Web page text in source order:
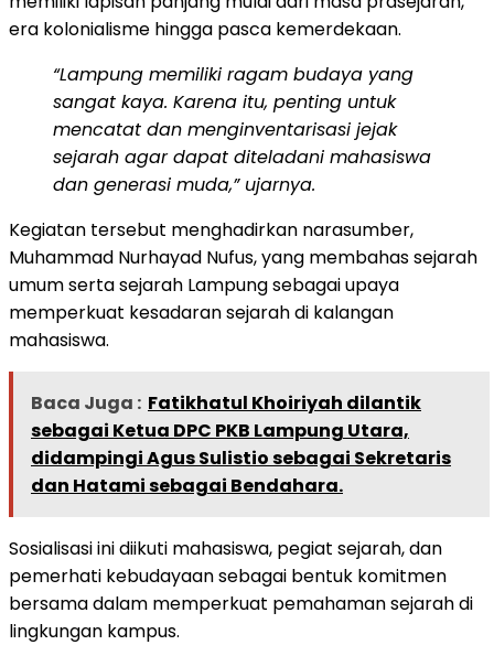
era kolonialisme hingga pasca kemerdekaan.
“Lampung memiliki ragam budaya yang
sangat kaya. Karena itu, penting untuk
mencatat dan menginventarisasi jejak
sejarah agar dapat diteladani mahasiswa
dan generasi muda,” ujarnya.
Kegiatan tersebut menghadirkan narasumber,
Muhammad Nurhayad Nufus, yang membahas sejarah
umum serta sejarah Lampung sebagai upaya
memperkuat kesadaran sejarah di kalangan
mahasiswa.
Baca Juga : Fatikhatul Khoiriyah dilantik
sebagai Ketua DPC PKB Lampung Utara,
didampingi Agus Sulistio sebagai Sekretaris
dan Hatami sebagai Bendahara.
Sosialisasi ini diikuti mahasiswa, pegiat sejarah, dan
pemerhati kebudayaan sebagai bentuk komitmen
bersama dalam memperkuat pemahaman sejarah di
lingkungan kampus.